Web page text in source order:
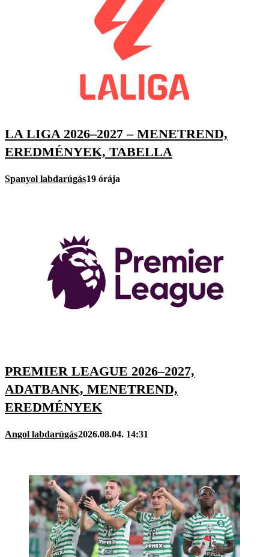
LA LIGA 2026–2027 – MENETREND,
EREDMÉNYEK, TABELLA
Spanyol labdarúgás19 órája
PREMIER LEAGUE 2026–2027,
ADATBANK, MENETREND,
EREDMÉNYEK
Angol labdarúgás2026.08.04. 14:31